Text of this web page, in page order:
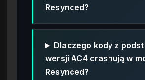
Resynced?
Dlaczego kody z
wersji AC4 crashują w
Resynced?